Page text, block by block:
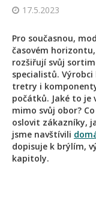
17.5.2023
Pro současnou,
časovém
rozšiřují svůj
specialistů.
tretry i
počátků. Jaké to je
mimo svůj obor?
oslovit zákazníky,
jsme navštívili
dopisuje k brýlím,
kapitoly.